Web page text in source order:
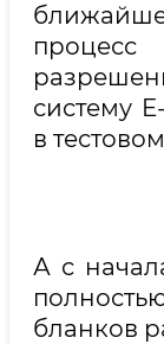
систему
в
А с
бланков